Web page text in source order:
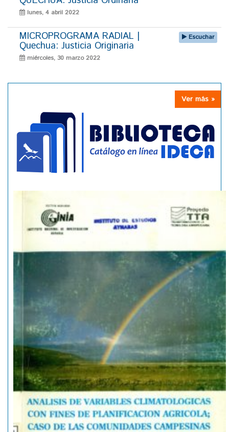
lunes, 4 abril 2022
MICROPROGRAMA RADIAL |
Quechua: Justicia Originaria
miércoles, 30 marzo 2022
Escuchar
Ver más »